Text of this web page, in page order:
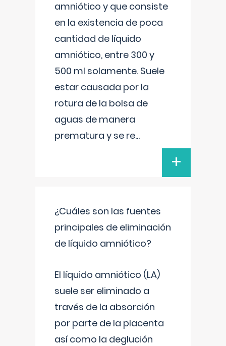
amniótico y que consiste
en la existencia de poca
cantidad de líquido
amniótico, entre 300 y
500 ml solamente. Suele
estar causada por la
rotura de la bolsa de
aguas de manera
prematura y se re...
+
¿Cuáles son las fuentes
principales de eliminación
de líquido amniótico?
El líquido amniótico (LA)
suele ser eliminado a
través de la absorción
por parte de la placenta
así como la deglución